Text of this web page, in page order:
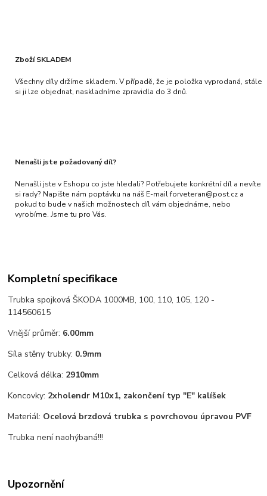
Zboží SKLADEM
Všechny díly držíme skladem. V případě, že je položka vyprodaná, stále
si ji lze objednat, naskladníme zpravidla do 3 dnů.
Nenašli jste požadovaný díl?
Nenašli jste v Eshopu co jste hledali? Potřebujete konkrétní díl a nevíte
si rady? Napište nám poptávku na náš E-mail forveteran@post.cz a
pokud to bude v našich možnostech díl vám objednáme, nebo
vyrobíme. Jsme tu pro Vás.
Kompletní specifikace
Trubka spojková ŠKODA 1000MB, 100, 110, 105, 120 -
114560615
Vnější průměr: 6.00mm
Síla stěny trubky: 0.9mm
Celková délka: 2910mm
Koncovky: 2xholendr M10x1, zakončení typ "E" kalíšek
Materiál: Ocelová brzdová trubka s povrchovou úpravou PVF
Trubka není naohýbaná!!!
Upozornění